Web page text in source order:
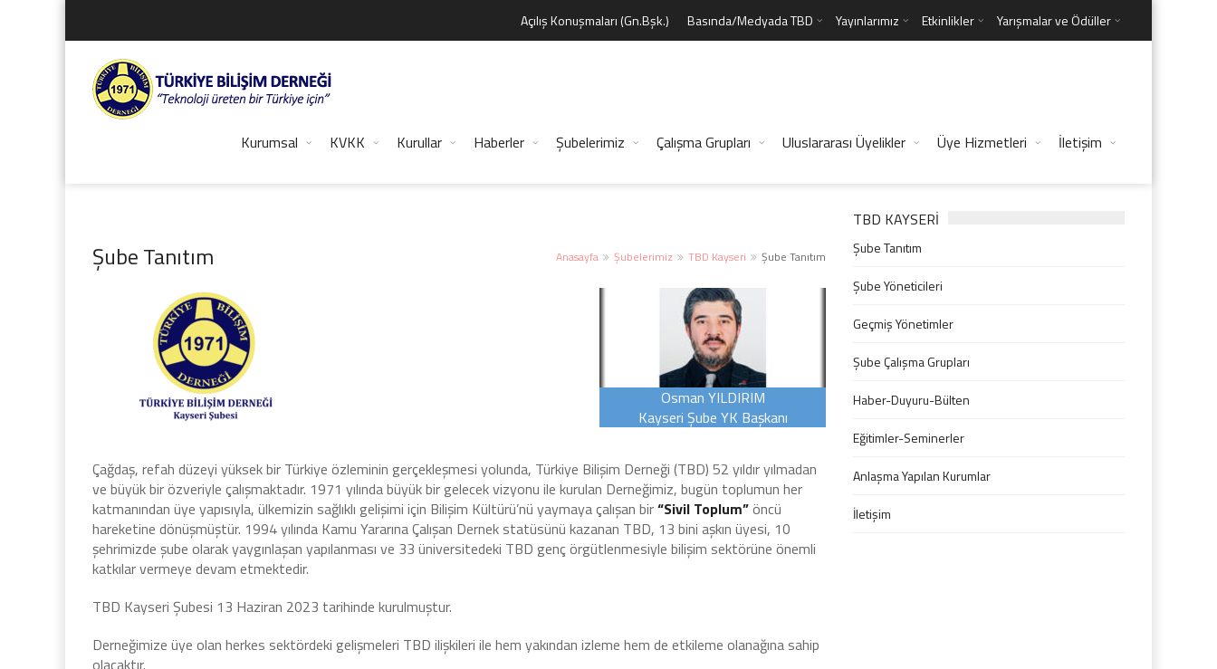
Açılış Konuşmaları (Gn.Bşk.) Basında/Medyada TBD Yayınlarımız Etkinlikler Yarışmalar ve Ödüller
Kurumsal KVKK Kurullar Haberler Şubelerimiz Çalışma Grupları Uluslararası Üyelikler Üye Hizmetleri İletişim
Şube Tanıtım Anasayfa Şubelerimiz TBD Kayseri Şube Tanıtım
Osman YILDIRIM
Kayseri Şube YK Başkanı
Çağdaş, refah düzeyi yüksek bir Türkiye özleminin gerçekleşmesi yolunda, Türkiye Bilişim Derneği (TBD) 52 yıldır yılmadan
ve büyük bir özveriyle çalışmaktadır. 1971 yılında büyük bir gelecek vizyonu ile kurulan Derneğimiz, bugün toplumun her
katmanından üye yapısıyla, ülkemizin sağlıklı gelişimi için Bilişim Kültürü’nü yaymaya çalışan bir“Sivil Toplum”öncü
hareketine dönüşmüştür. 1994 yılında Kamu Yararına Çalışan Dernek statüsünü kazanan TBD, 13 bini aşkın üyesi, 10
şehrimizde şube olarak yaygınlaşan yapılanması ve 33 üniversitedeki TBD genç örgütlenmesiyle bilişim sektörüne önemli
katkılar vermeye devam etmektedir.
TBD Kayseri Şubesi 13 Haziran 2023 tarihinde kurulmuştur.
Derneğimize üye olan herkes sektördeki gelişmeleri TBD ilişkileri ile hem yakından izleme hem de etkileme olanağına sahip
olacaktır.
TBD KAYSERİ
Şube Tanıtım
Şube Yöneticileri
Geçmiş Yönetimler
Şube Çalışma Grupları
Haber-Duyuru-Bülten
Eğitimler-Seminerler
Anlaşma Yapılan Kurumlar
İletişim